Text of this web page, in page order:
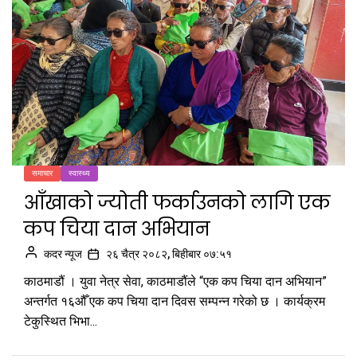
समाचार स्वास्थ्य
आँखाको ज्योती फर्काउनको लागि एक
कप चिया दान अभियान
कदर न्यूज २६ चैत्र २०८२, बिहीबार ०७:५१
काठमाडौं । युवा नेत्र सेवा, काठमाडौंले “एक कप चिया दान अभियान”
अन्तर्गत १६औँ एक कप चिया दान दिवस सम्पन्न गरेको छ । कार्यक्रम
टेकुस्थित भिभा...